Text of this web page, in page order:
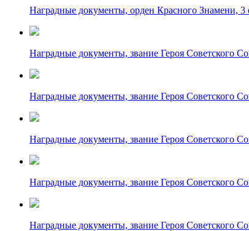
Наградные документы, орден Красного Знамени, 3
Наградные документы, звание Героя Советского
Наградные документы, звание Героя Советского
Наградные документы, звание Героя Советского
Наградные документы, звание Героя Советского
Наградные документы, звание Героя Советского